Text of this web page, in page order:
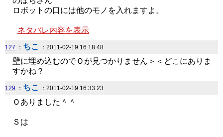
ロボットの口には他のモノを入れますよ。
ネタバレ内容を表示
127 ： ちこ ：2011-02-19 16:18:48
壁に埋め込むのでＯが見つかりません＞＜どこにありま
すかね？
129 ： ちこ ：2011-02-19 16:33:23
Ｏありました＾＾
Ｓは